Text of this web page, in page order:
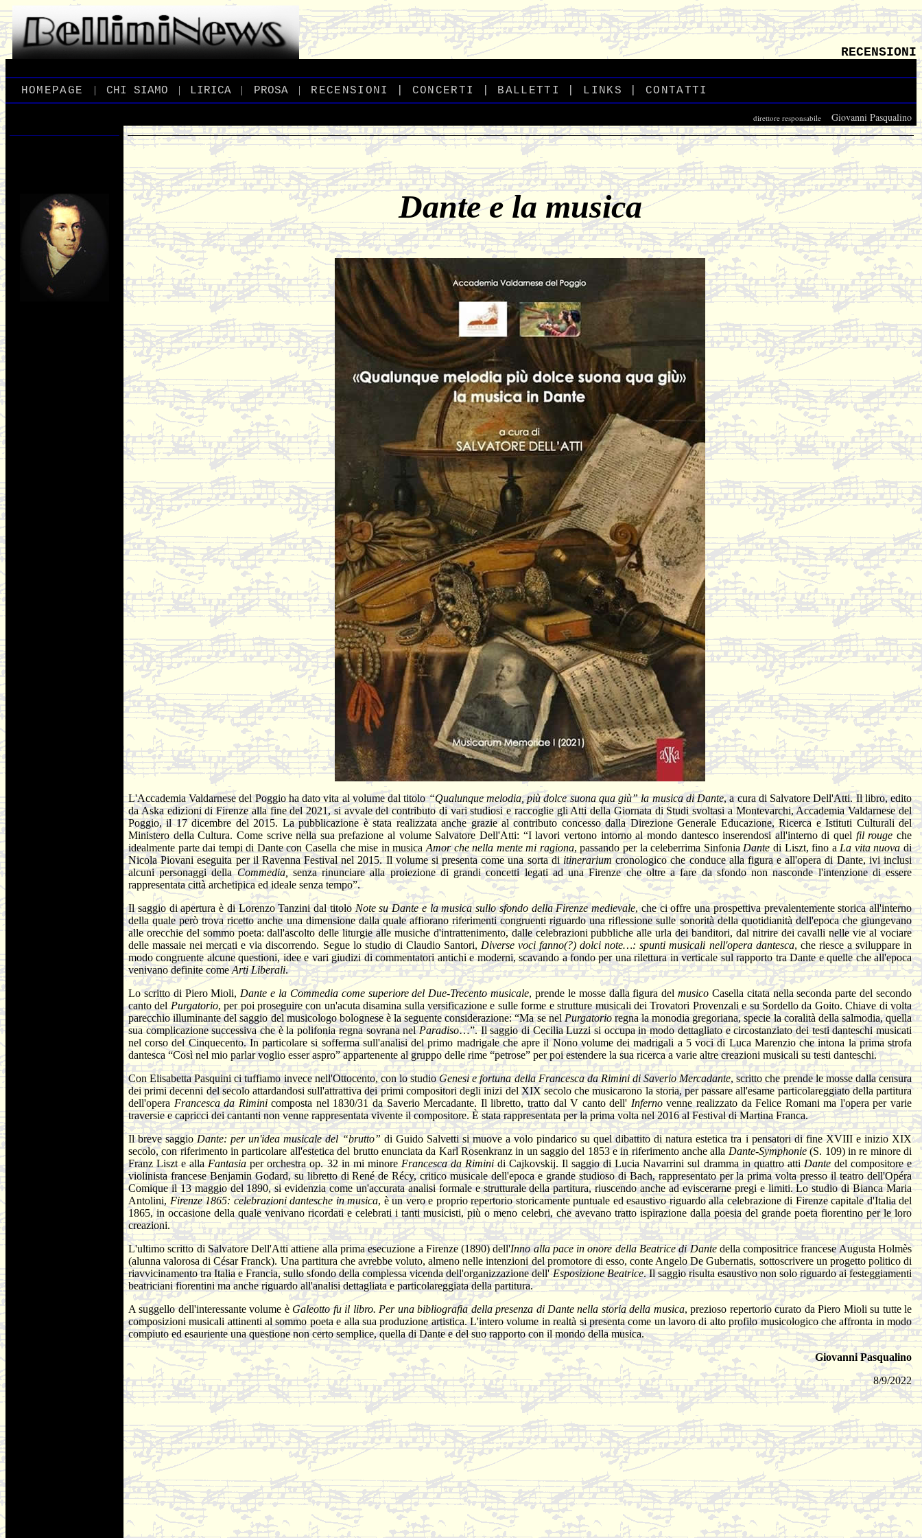
RECENSIONI
HOMEPAGE | CHI _SIAMO | LIRICA | PROSA_ | RECENSIONI CONCERTI BALLETTI LINKS CONTATTI
direttore responsabile Giovanni Pasqualino
Dante e la musica
L'Accademia Valdarnese del Poggio ha dato vita al volume dal titolo“Qualunque melodia, più dolce suona qua giù” la musica di Dante, a cura di Salvatore Dell'Atti. Il libro, edito
da Aska edizioni di Firenze alla fine del 2021, si avvale del contributo di vari studiosi e raccoglie gli Atti della Giornata di Studi svoltasi a Montevarchi, Accademia Valdarnese del
Poggio, il 17 dicembre del 2015. La pubblicazione è stata realizzata anche grazie al contributo concesso dalla Direzione Generale Educazione, Ricerca e Istituti Culturali del
Ministero della Cultura. Come scrive nella sua prefazione al volume Salvatore Dell'Atti: “I lavori vertono intorno al mondo dantesco inserendosi all'interno di quel fil rougeche
idealmente parte dai tempi di Dante con Casella che mise in musica Amor che nella mente mi ragiona, passando per la celeberrima Sinfonia Dante di Liszt, fino a La vita nuovadi
Nicola Piovani eseguita per il Ravenna Festival nel 2015. Il volume si presenta come una sorta diitinerariumcronologico che conduce alla figura e all'opera di Dante, ivi inclusi
alcuni personaggi dellaCommedia,senza rinunciare alla proiezione di grandi concetti legati ad una Firenze che oltre a fare da sfondo non nasconde l'intenzione di essere
rappresentata città archetipica ed ideale senza tempo”.
Il saggio di apertura è di Lorenzo Tanzini dal titoloNote su Dante e la musica sullo sfondo della Firenze medievale, che ci offre una prospettiva prevalentemente storica all'interno
della quale però trova ricetto anche una dimensione dalla quale affiorano riferimenti congruenti riguardo una riflessione sulle sonorità della quotidianità dell'epoca che giungevano
alle orecchie del sommo poeta: dall'ascolto delle liturgie alle musiche d'intrattenimento, dalle celebrazioni pubbliche alle urla dei banditori, dal nitrire dei cavalli nelle vie al vociare
delle massaie nei mercati e via discorrendo. Segue lo studio di Claudio Santori, Diverse voci fanno(?) dolci note…: spunti musicali nell'opera dantesca, che riesce a sviluppare in
modo congruente alcune questioni, idee e vari giudizi di commentatori antichi e moderni, scavando a fondo per una rilettura in verticale sul rapporto tra Dante e quelle che all'epoca
venivano definite comeArti Liberali.
Lo scritto di Piero Mioli, Dante e la Commedia come superiore del Due-Trecento musicale, prende le mosse dalla figura delmusico Casella citata nella seconda parte del secondo
canto delPurgatorio, per poi proseguire con un'acuta disamina sulla versificazione e sulle forme e strutture musicali dei Trovatori Provenzali e su Sordello da Goito. Chiave di volta
parecchio illuminante del saggio del musicologo bolognese è la seguente considerazione: “Ma se nelPurgatorioregna la monodia gregoriana, specie la coralità della salmodia, quella
sua complicazione successiva che è la polifonia regna sovrana nelParadiso…”. Il saggio di Cecilia Luzzi si occupa in modo dettagliato e circostanziato dei testi danteschi musicati
nel corso del Cinquecento. In particolare si sofferma sull'analisi del primo madrigale che apre il Nono volume dei madrigali a 5 voci di Luca Marenzio che intona la prima strofa
dantesca “Così nel mio parlar voglio esser aspro” appartenente al gruppo delle rime “petrose” per poi estendere la sua ricerca a varie altre creazioni musicali su testi danteschi.
Con Elisabetta Pasquini ci tuffiamo invece nell'Ottocento, con lo studioGenesi e fortuna della Francesca da Rimini di Saverio Mercadante, scritto che prende le mosse dalla censura
dei primi decenni del secolo attardandosi sull'attrattiva dei primi compositori degli inizi del XIX secolo che musicarono la storia, per passare all'esame particolareggiato della partitura
dell'opera Francesca da Riminicomposta nel 1830/31 da Saverio Mercadante. Il libretto, tratto dal V canto dell' Infernovenne realizzato da Felice Romani ma l'opera per varie
traversie e capricci dei cantanti non venne rappresentata vivente il compositore. È stata rappresentata per la prima volta nel 2016 al Festival di Martina Franca.
Il breve saggioDante: per un'idea musicale del “brutto”di Guido Salvetti si muove a volo pindarico su quel dibattito di natura estetica tra i pensatori di fine XVIII e inizio XIX
secolo, con riferimento in particolare all'estetica del brutto enunciata da Karl Rosenkranz in un saggio del 1853 e in riferimento anche alla Dante-Symphonie(S. 109) in re minore di
Franz Liszt e allaFantasiaper orchestra op. 32 in mi minoreFrancesca da Riminidi Cajkovskij. Il saggio di Lucia Navarrini sul dramma in quattro attiDantedel compositore e
violinista francese Benjamin Godard, su libretto di René de Récy, critico musicale dell'epoca e grande studioso di Bach, rappresentato per la prima volta presso il teatro dell'Opéra
Comique il 13 maggio del 1890, si evidenzia come un'accurata analisi formale e strutturale della partitura, riuscendo anche ad eviscerarne pregi e limiti. Lo studio di Bianca Maria
Antolini, Firenze 1865: celebrazioni dantesche in musica, è un vero e proprio repertorio storicamente puntuale ed esaustivo riguardo alla celebrazione di Firenze capitale d'Italia del
1865, in occasione della quale venivano ricordati e celebrati i tanti musicisti, più o meno celebri, che avevano tratto ispirazione dalla poesia del grande poeta fiorentino per le loro
creazioni.
L'ultimo scritto di Salvatore Dell'Atti attiene alla prima esecuzione a Firenze (1890) dell'Inno alla pace in onore della Beatrice di Dantedella compositrice francese Augusta Holmès
(alunna valorosa di César Franck). Una partitura che avrebbe voluto, almeno nelle intenzioni del promotore di esso, conte Angelo De Gubernatis, sottoscrivere un progetto politico di
riavvicinamento tra Italia e Francia, sullo sfondo della complessa vicenda dell'organizzazione dell'Esposizione Beatrice. Il saggio risulta esaustivo non solo riguardo ai festeggiamenti
beatriciani fiorentini ma anche riguardo all'analisi dettagliata e particolareggiata della partitura.
A suggello dell'interessante volume è Galeotto fu il libro. Per una bibliografia della presenza di Dante nella storia della musica, prezioso repertorio curato da Piero Mioli su tutte le
composizioni musicali attinenti al sommo poeta e alla sua produzione artistica. L'intero volume in realtà si presenta come un lavoro di alto profilo musicologico che affronta in modo
compiuto ed esauriente una questione non certo semplice, quella di Dante e del suo rapporto con il mondo della musica.
Giovanni Pasqualino
8/9/2022